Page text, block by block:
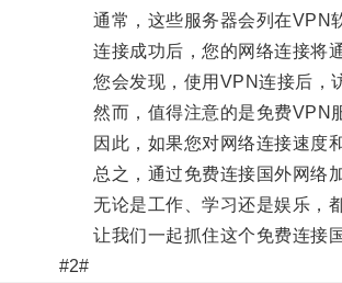
通常，这些服务器会列在VPN软
连接成功后，您的网络连接将通
您会发现，使用VPN连接后，访
然而，值得注意的是免费VPN服
因此，如果您对网络连接速度和
总之，通过免费连接国外网络加
无论是工作、学习还是娱乐，都
让我们一起抓住这个免费连接国
#2#